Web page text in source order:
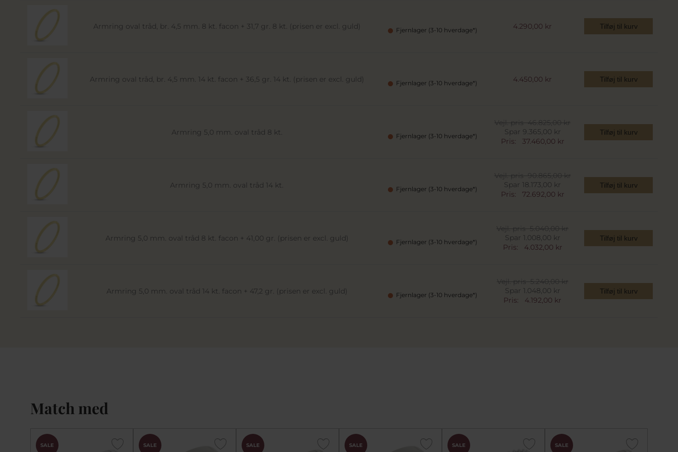
Armring oval tråd, br. 4,5 mm. 8 kt. facon + 31,7 gr. 8 kt. (prisen er excl. guld) Fjernlager (3-10 hverdage*) 4.290,00 kr Tilføj til kurv
Armring oval tråd, br. 4,5 mm. 14 kt. facon + 36,5 gr. 14 kt. (prisen er excl. guld) Fjernlager (3-10 hverdage*) 4.450,00 kr Tilføj til kurv
Armring 5,0 mm. oval tråd 8 kt. Fjernlager (3-10 hverdage*)
Vejl. pris46.825,00 kr
Spar 9.365,00 kr
Pris:
37.460,00 kr
Tilføj til kurv
Armring 5,0 mm. oval tråd 14 kt. Fjernlager (3-10 hverdage*)
Vejl. pris90.865,00 kr
Spar 18.173,00 kr
Pris:
72.692,00 kr
Tilføj til kurv
Armring 5,0 mm. oval tråd 8 kt. facon + 41,00 gr. (prisen er excl. guld) Fjernlager (3-10 hverdage*)
Vejl. pris5.040,00 kr
Spar 1.008,00 kr
Pris:
4.032,00 kr
Tilføj til kurv
Armring 5,0 mm. oval tråd 14 kt. facon + 47,2 gr. (prisen er excl. guld) Fjernlager (3-10 hverdage*)
Vejl. pris5.240,00 kr
Spar 1.048,00 kr
Pris:
4.192,00 kr
Tilføj til kurv
Match med
SALE SALE SALE SALE SALE SALE